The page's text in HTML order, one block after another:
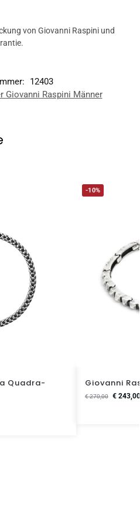
von Giovanni Raspini und
12403
Giovanni Raspini Männer
Quadra-
-10%
Giovanni
€270,00 €243,00